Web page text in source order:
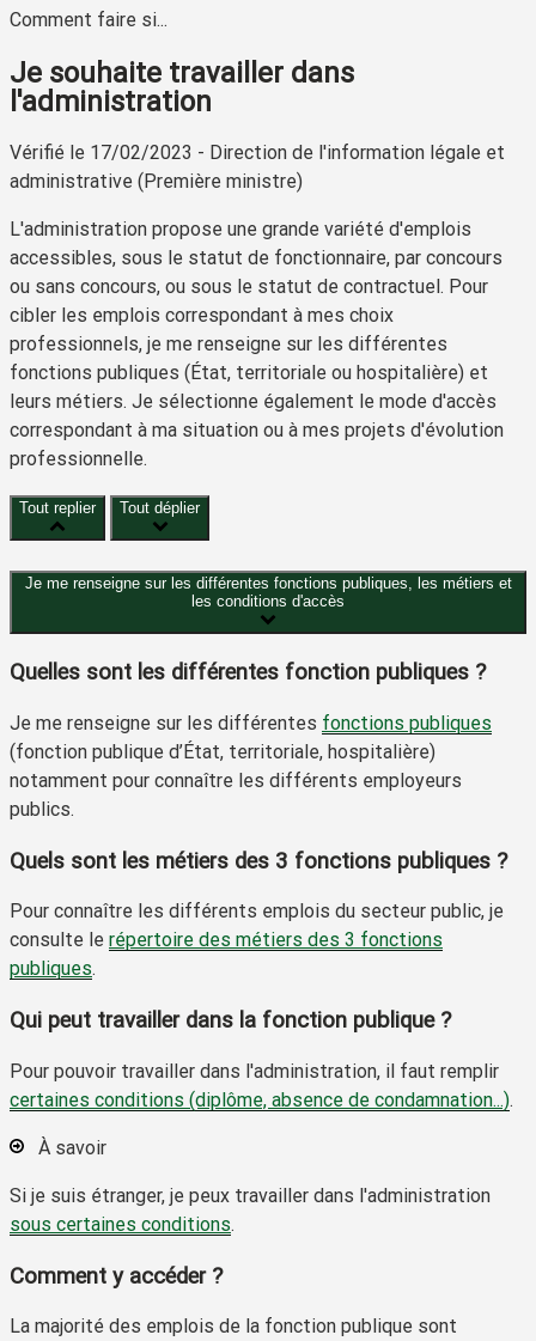
Comment faire si...
Je souhaite travailler dans
l'administration
Vérifié le 17/02/2023 - Direction de l'information légale et
administrative (Première ministre)
L'administration propose une grande variété d'emplois
accessibles, sous le statut de fonctionnaire, par concours
ou sans concours, ou sous le statut de contractuel. Pour
cibler les emplois correspondant à mes choix
professionnels, je me renseigne sur les différentes
fonctions publiques (État, territoriale ou hospitalière) et
leurs métiers. Je sélectionne également le mode d'accès
correspondant à ma situation ou à mes projets d'évolution
professionnelle.
Tout replier Tout déplier
Je me renseigne sur les différentes fonctions publiques, les métiers et
les conditions d'accès
Quelles sont les différentes fonction publiques ?
Je me renseigne sur les différentes fonctions publiques
(fonction publique d’État, territoriale, hospitalière)
notamment pour connaître les différents employeurs
publics.
Quels sont les métiers des 3 fonctions publiques ?
Pour connaître les différents emplois du secteur public, je
consulte le répertoire des métiers des 3 fonctions
publiques.
Qui peut travailler dans la fonction publique ?
Pour pouvoir travailler dans l'administration, il faut remplir
certaines conditions (diplôme, absence de condamnation...).
À savoir
Si je suis étranger, je peux travailler dans l'administration
sous certaines conditions.
Comment y accéder ?
La majorité des emplois de la fonction publique sont